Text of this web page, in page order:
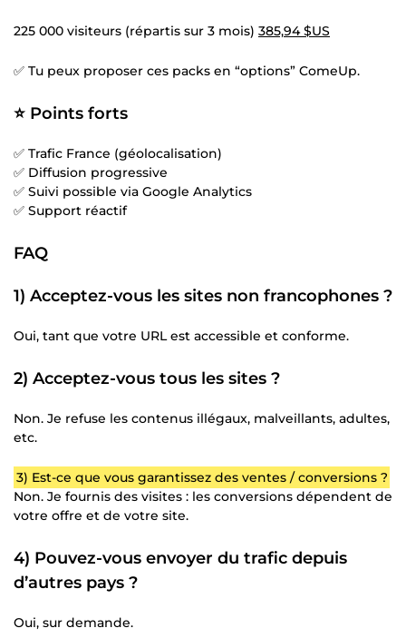
225 000 visiteurs (répartis sur 3 mois) 385,94 $US
✅ Tu peux proposer ces packs en “options” ComeUp.
⭐ Points forts
✅ Trafic France (géolocalisation)
✅ Diffusion progressive
✅ Suivi possible via Google Analytics
✅ Support réactif
FAQ
1) Acceptez-vous les sites non francophones ?
Oui, tant que votre URL est accessible et conforme.
2) Acceptez-vous tous les sites ?
Non. Je refuse les contenus illégaux, malveillants, adultes,
etc.
3) Est-ce que vous garantissez des ventes / conversions ?
Non. Je fournis des visites : les conversions dépendent de
votre offre et de votre site.
4) Pouvez-vous envoyer du trafic depuis
d’autres pays ?
Oui, sur demande.